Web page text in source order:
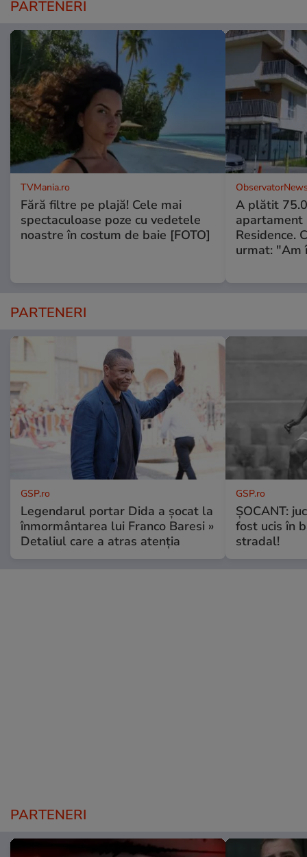
PARTENERI
TVMania.ro
Fără filtre pe plajă! Cele mai
spectaculoase poze cu vedetele
noastre în costum de baie [FOTO]
A plătit
apartament
Residence.
urmat: "Am
PARTENERI
GSP.ro
Legendarul portar Dida a șocat la
înmormântarea lui Franco Baresi »
Detaliul care a atras atenția
GSP.ro
ȘOCANT:
fost ucis în
stradal!
PARTENERI